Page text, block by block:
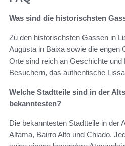
Was sind die historischsten
Zu den historischsten Gassen in
Augusta in Baixa sowie die engen
Orte sind reich an Geschichte und
Besuchern, das authentische
Welche Stadtteile sind in der
bekanntesten?
Die bekanntesten Stadtteile in der
Alfama, Bairro Alto und Chiado.